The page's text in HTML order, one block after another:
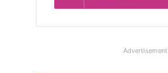
Advertisement